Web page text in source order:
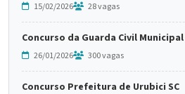
15/02/2026 28 vagas
Concurso da Guarda Civil
26/01/2026 300 vagas
Concurso Prefeitura de Urubici SC